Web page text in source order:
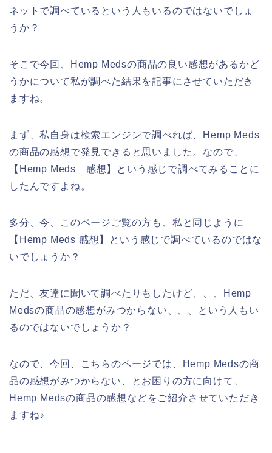
ネットで調べているという人もいるのではないでしょ
うか？
そこで今回、Hemp Medsの商品の良い感想があるかど
うかについて私が調べた結果を記事にさせていただき
ますね。
まず、私自身は検索エンジンで調べれば、Hemp Meds
の商品の感想で発見できると思いました。なので、
【Hemp Meds 感想】という感じで調べてみることに
したんですよね。
多分、今、このページご覧の方も、私と同じように
【Hemp Meds 感想】という感じで調べているのではな
いでしょうか？
ただ、友達に聞いて調べたりもしたけど、、、Hemp
Medsの商品の感想がみつからない、、、という人もい
るのではないでしょうか？
なので、今回、こちらのページでは、Hemp Medsの商
品の感想がみつからない、とお困りの方に向けて、
Hemp Medsの商品の感想などをご紹介させていただき
ますね♪